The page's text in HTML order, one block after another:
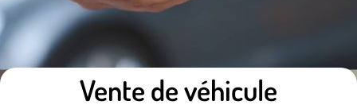
Vente de véhicule